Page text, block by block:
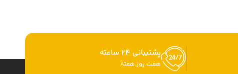
پشتیبانی 24 ساعته
هفت روز هفته